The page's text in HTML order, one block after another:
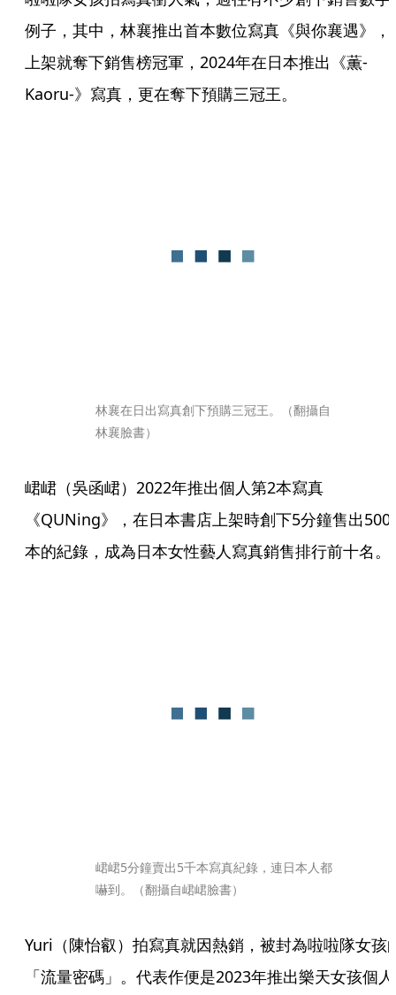
例子，其中，林襄推出首本數位寫真《與你襄遇》，
上架就奪下銷售榜冠軍，2024年在日本推出《薫-
Kaoru-》寫真，更在奪下預購三冠王。
林襄在日出寫真創下預購三冠王。（翻攝自
林襄臉書）
峮峮（吳函峮）2022年推出個人第2本寫真
《QUNing》，在日本書店上架時創下5分鐘售出
本的紀錄，成為日本女性藝人寫真銷售排行前十名。
峮峮5分鐘賣出5千本寫真紀錄，連日本人都
嚇到。（翻攝自峮峮臉書）
Yuri（陳怡叡）拍寫真就因熱銷，被封為啦啦隊女孩
「流量密碼」。代表作便是2023年推出樂天女孩個人